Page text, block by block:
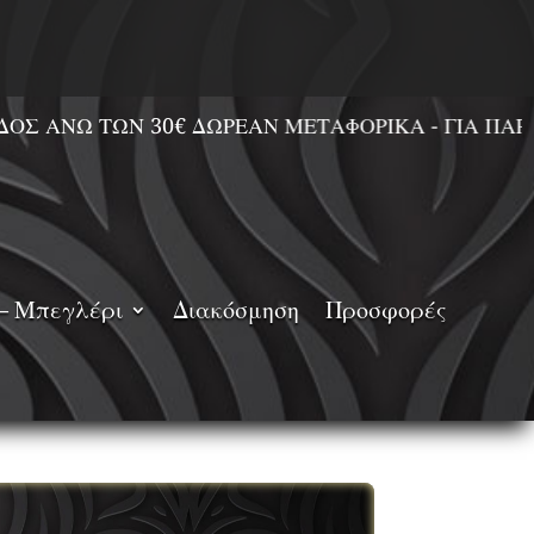
30€ ΔΩΡΕΑΝ ΜΕΤΑΦΟΡΙΚΑ - ΓΙΑ
Μπεγλέρι Διακόσμηση Προσφορές